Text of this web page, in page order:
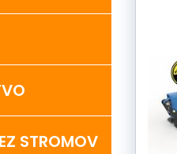
STROMOV